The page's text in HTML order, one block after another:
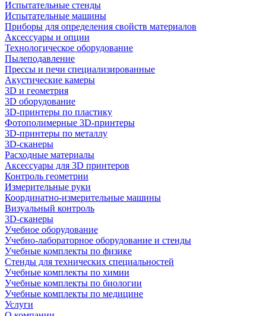
Испытательные стенды
Испытательные машины
Приборы для определения свойств материалов
Аксессуары и опции
Технологическое оборудование
Пылеподавление
Прессы и печи специализированные
Акустические камеры
3D и геометрия
3D оборудование
3D-принтеры по пластику
Фотополимерные 3D-принтеры
3D-принтеры по металлу
3D-сканеры
Расходные материалы
Аксессуары для 3D принтеров
Контроль геометрии
Измерительные руки
Координатно-измерительные машины
Визуальный контроль
3D-сканеры
Учебное оборудование
Учебно-лабораторное оборудование и стенды
Учебные комплекты по физике
Стенды для технических специальностей
Учебные комплекты по химии
Учебные комплекты по биологии
Учебные комплекты по медицине
Услуги